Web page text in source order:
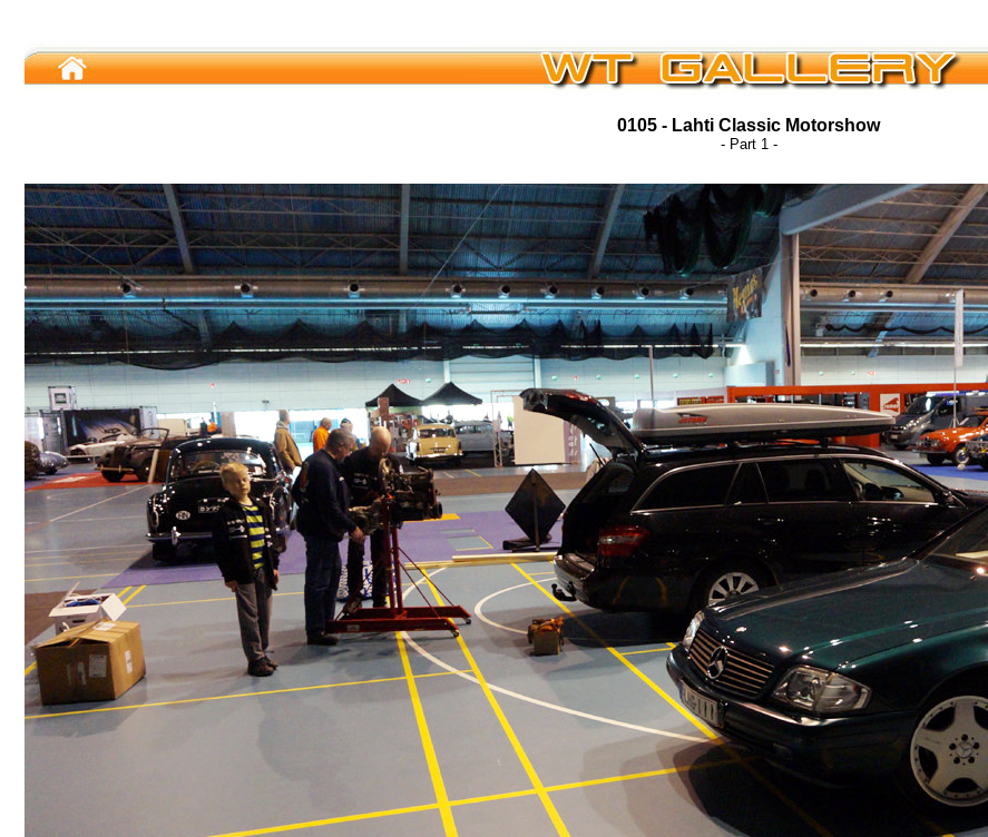
0105 - Lahti Classic Motorshow
- Part 1 -